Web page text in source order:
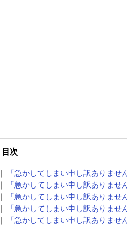
目次
「急かしてしまい申し訳ありま
「急かしてしまい申し訳ありませ
「急かしてしまい申し訳ありませ
「急かしてしまい申し訳ありま
「急かしてしまい申し訳ありませ